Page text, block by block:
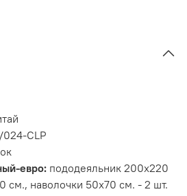
024-CLP
евро: пододеяльник 200х220
см., наволочки 50х70 см. - 2 шт.